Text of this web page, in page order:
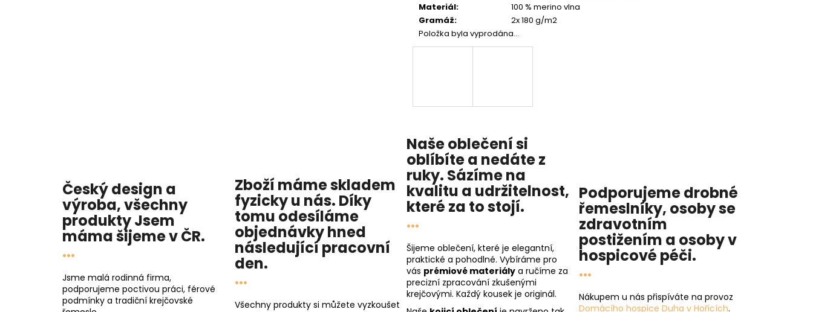
Materiál:
100 % merino vlna
Gramáž:
2x 180 g/m2
Položka byla vyprodána…
Český design a
výroba, všechny
produktyJsem
mámašijeme v ČR.
...
Jsme malá rodinná firma,
podporujeme poctivou práci, férové
podmínky a tradiční krejčovské
Zboží máme skladem
fyzicky u nás. Díky
tomu odesíláme
objednávky hned
následující pracovní
den.
...
Všechny produkty si můžete vyzkoušet
Naše oblečení si
oblíbíte a nedáte z
ruky. Sázíme na
kvalitu a udržitelnost,
které za to stojí.
...
Šijeme oblečení, které je elegantní,
praktické a pohodlné. Vybíráme pro
vás prémiové materiály a ručíme za
precizní zpracování zkušenými
krejčovými. Každý kousek je originál.
Podporujeme drobné
řemeslníky, osoby se
zdravotním
postižením a osoby v
hospicové péči.
...
Nákupem u nás přispíváte na provoz
Domácího hospice Duha v Hořicích.